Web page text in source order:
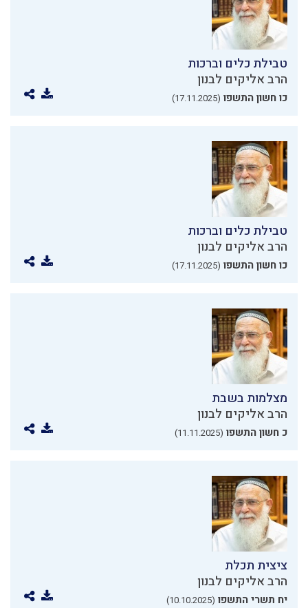
טבילת כלים וברכות
הרב אליקים לבנון
כו חשון התשפו (17.11.2025)
טבילת כלים וברכות
הרב אליקים לבנון
כו חשון התשפו (17.11.2025)
מצלמות בשבת
הרב אליקים לבנון
כ חשון התשפו (11.11.2025)
ציצית תכלת
הרב אליקים לבנון
יח תשרי התשפו (10.10.2025)